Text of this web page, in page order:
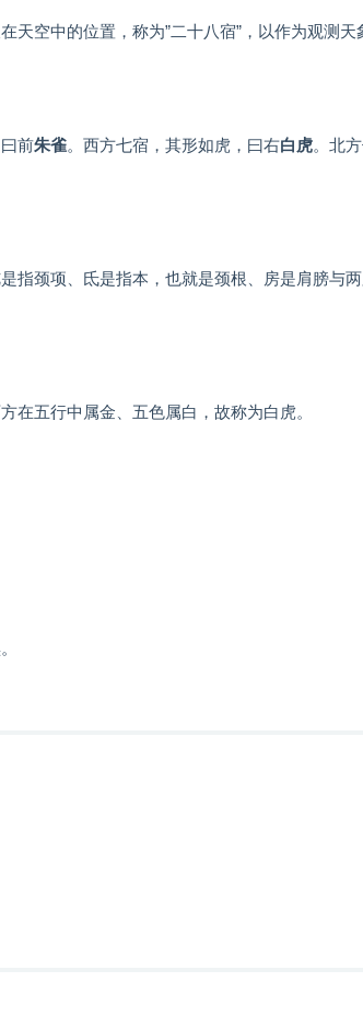
天空中的位置，称为”二十八宿”，以作为观测天
前朱雀。西方七宿，其形如虎，曰右白虎。北
指颈项、氐是指本，也就是颈根、房是肩膀与
在五行中属金、五色属白，故称为白虎。